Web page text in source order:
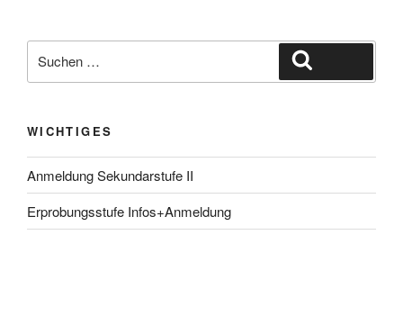
nach:
WICHTIGES
Anmeldung Sekundarstufe II
Erprobungsstufe Infos+Anmeldung